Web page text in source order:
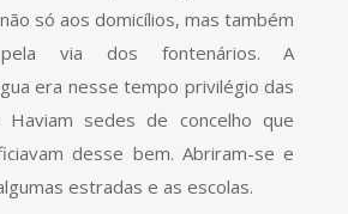
só aos domicílios, mas também
pela via dos fontenários. A
era nesse tempo privilégio das
Haviam sedes de concelho que
desse bem. Abriram-se e
estradas e as escolas.